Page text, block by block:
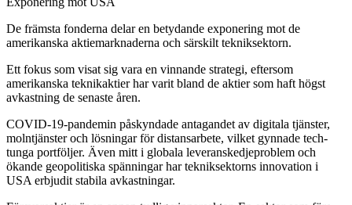
De främsta fonderna delar en betydande exponering mot de
amerikanska aktiemarknaderna och särskilt tekniksektorn.
Ett fokus som visat sig vara en vinnande strategi, eftersom
amerikanska teknikaktier har varit bland de aktier som haft högst
avkastning de senaste åren.
COVID-19-pandemin påskyndade antagandet av digitala tjänster,
molntjänster och lösningar för distansarbete, vilket gynnade tech-
tunga portföljer. Även mitt i globala leveranskedjeproblem och
ökande geopolitiska spänningar har tekniksektorns innovation i
USA erbjudit stabila avkastningar.